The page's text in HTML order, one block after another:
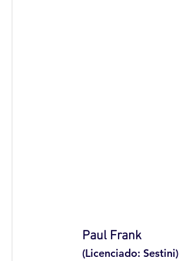
Paul Frank
(Licenciado: Sestini)